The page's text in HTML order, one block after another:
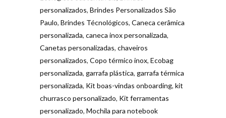
personalizados, Brindes Personalizados São
Paulo, Brindes Técnológicos, Caneca cerâmica
personalizada, caneca inox personalizada,
Canetas personalizadas, chaveiros
personalizados, Copo térmico inox, Ecobag
personalizada, garrafa plástica, garrafa térmica
personalizada, Kit boas-vindas onboarding, kit
churrasco personalizado, Kit ferramentas
personalizado, Mochila para notebook